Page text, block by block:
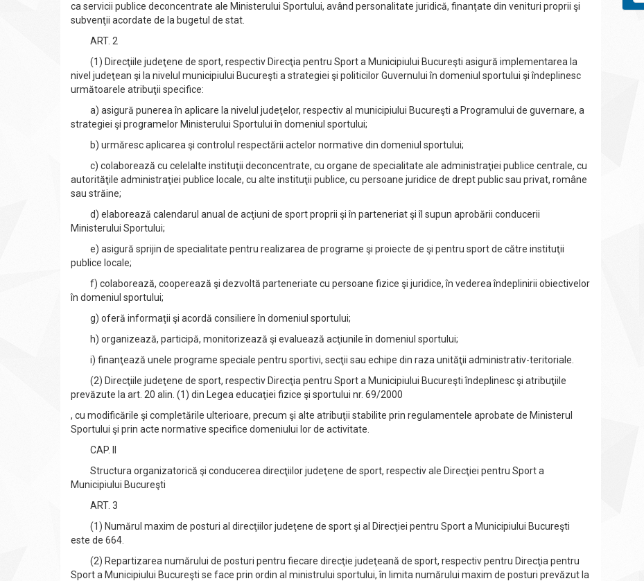
ca servicii publice deconcentrate ale Ministerului Sportului, având personalitate juridică, finanţate din venituri proprii şi
subvenţii acordate de la bugetul de stat.
ART. 2
(1) Direcţiile judeţene de sport, respectiv Direcţia pentru Sport a Municipiului Bucureşti asigură implementarea la
nivel judeţean şi la nivelul municipiului Bucureşti a strategiei şi politicilor Guvernului în domeniul sportului şi îndeplinesc
următoarele atribuţii specifice:
a) asigură punerea în aplicare la nivelul judeţelor, respectiv al municipiului Bucureşti a Programului de guvernare, a
strategiei şi programelor Ministerului Sportului în domeniul sportului;
b) urmăresc aplicarea şi controlul respectării actelor normative din domeniul sportului;
c) colaborează cu celelalte instituţii deconcentrate, cu organe de specialitate ale administraţiei publice centrale, cu
autorităţile administraţiei publice locale, cu alte instituţii publice, cu persoane juridice de drept public sau privat, române
sau străine;
d) elaborează calendarul anual de acţiuni de sport proprii şi în parteneriat şi îl supun aprobării conducerii
Ministerului Sportului;
e) asigură sprijin de specialitate pentru realizarea de programe şi proiecte de şi pentru sport de către instituţii
publice locale;
f) colaborează, cooperează şi dezvoltă parteneriate cu persoane fizice şi juridice, în vederea îndeplinirii obiectivelor
în domeniul sportului;
g) oferă informaţii şi acordă consiliere în domeniul sportului;
h) organizează, participă, monitorizează şi evaluează acţiunile în domeniul sportului;
i) finanţează unele programe speciale pentru sportivi, secţii sau echipe din raza unităţii administrativ-teritoriale.
(2) Direcţiile judeţene de sport, respectiv Direcţia pentru Sport a Municipiului Bucureşti îndeplinesc şi atribuţiile
prevăzute la art. 20 alin. (1) din Legea educaţiei fizice şi sportului nr. 69/2000
, cu modificările şi completările ulterioare, precum şi alte atribuţii stabilite prin regulamentele aprobate de Ministerul
Sportului şi prin acte normative specifice domeniului lor de activitate.
CAP. II
Structura organizatorică şi conducerea direcţiilor judeţene de sport, respectiv ale Direcţiei pentru Sport a
Municipiului Bucureşti
ART. 3
(1) Numărul maxim de posturi al direcţiilor judeţene de sport şi al Direcţiei pentru Sport a Municipiului Bucureşti
este de 664.
(2) Repartizarea numărului de posturi pentru fiecare direcţie judeţeană de sport, respectiv pentru Direcţia pentru
Sport a Municipiului Bucureşti se face prin ordin al ministrului sportului, în limita numărului maxim de posturi prevăzut la